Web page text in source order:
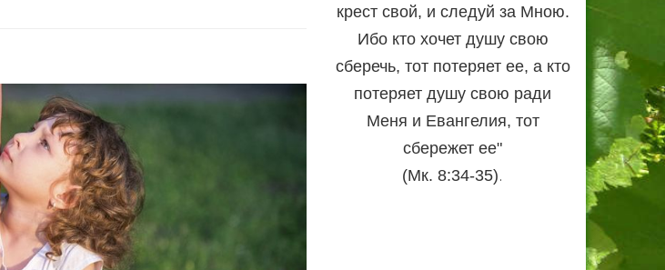
крест свой, и следуй за Мною.
Ибо кто хочет душу свою
сберечь, тот потеряет ее, а кто
потеряет душу свою ради
Меня и Евангелия, тот
сбережет ее"
(Мк. 8:34-35).